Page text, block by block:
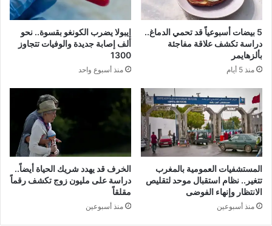
5 بيضات أسبوعياً قد تحمي الدماغ..
دراسة تكشف علاقة مفاجئة
بألزهايمر
منذ 5 أيام
إيبولا يضرب الكونغو بقسوة.. نحو
ألف إصابة جديدة والوفيات تتجاوز
1300
منذ أسبوع واحد
المستشفيات العمومية بالمغرب
تتغير.. نظام استقبال موحد لتقليص
الانتظار وإنهاء الفوضى
منذ أسبوعين
الخرف قد يهدد شريك الحياة أيضاً..
دراسة على مليون زوج تكشف رقماً
مقلقاً
منذ أسبوعين